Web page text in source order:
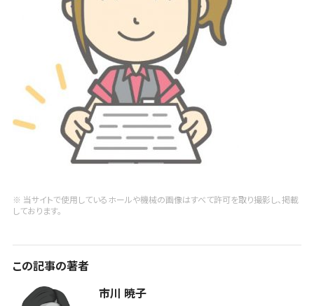
※ 当サイトで使用しているホールや機械の画像はすべて許可を取り撮影し、掲載
しております。
この記事の著者
市川 暁子